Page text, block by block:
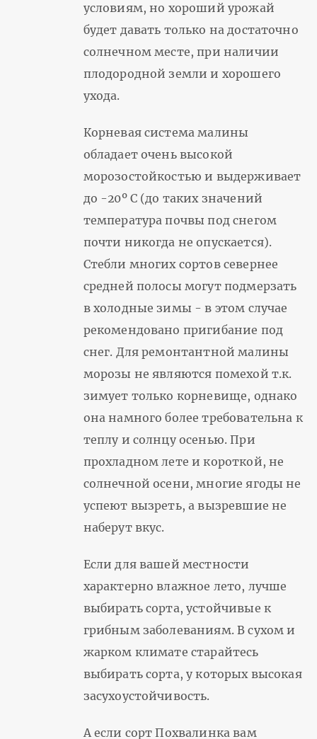
условиям, но хороший урожай
будет давать только на достаточно
солнечном месте, при наличии
плодородной земли и хорошего
ухода.
Корневая система малины
обладает очень высокой
морозостойкостью и выдерживает
до -20º С (до таких значений
температура почвы под снегом
почти никогда не опускается).
Стебли многих сортов севернее
средней полосы могут подмерзать
в холодные зимы - в этом случае
рекомендовано пригибание под
снег. Для ремонтантной малины
морозы не являются помехой т.к.
зимует только корневище, однако
она намного более требовательна к
теплу и солнцу осенью. При
прохладном лете и короткой, не
солнечной осени, многие ягоды не
успеют вызреть, а вызревшие не
наберут вкус.
Если для вашей местности
характерно влажное лето, лучше
выбирать сорта, устойчивые к
грибным заболеваниям. В сухом и
жарком климате старайтесь
выбирать сорта, у которых высокая
засухоустойчивость.
А если сорт Похвалинка вам